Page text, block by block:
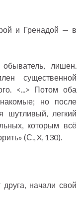
и Гренадой — в
лишен.
существенной
<...> Потом оба
но после
легкий
которым всё
(С., X, 130).
начали свой